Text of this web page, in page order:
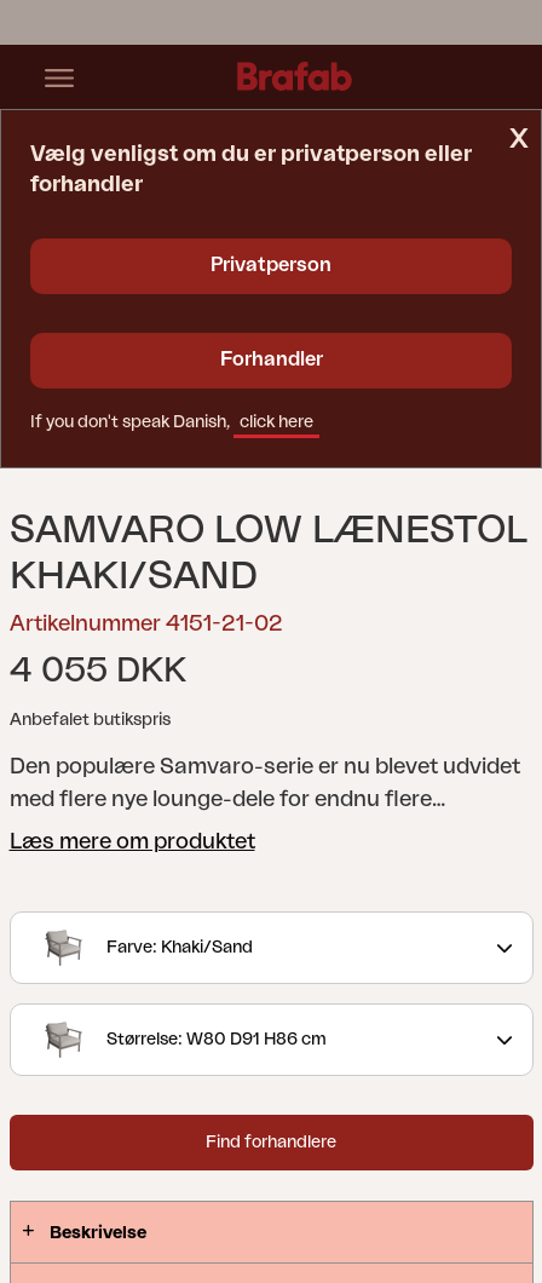
SAMVARO LOW LÆNESTOL
KHAKI/SAND
Artikelnummer 4151-21-02
4 055 DKK
Anbefalet butikspris
Den populære Samvaro-serie er nu blevet udvidet
med flere nye lounge-dele for endnu flere
kombinationsmuligheder. Denne lænestol har
en behagelig støtte. Den lidt lavere højde er perfekt
til både afslapning og kaffestunder. Findes i to
klassisk serie i aluminium med en række forskellige
kombinationsmuligheder. De runde og bløde
denne nye serie, hvor detaljerne er i fokus. Fås med
Læs mere om produktet
Farve: Khaki/Sand
Størrelse: W80 D91 H86 cm
Find forhandlere
Beskrivelse
x
Vælg venligst om du er privatperson eller
forhandler
Privatperson
Forhandler
If you don't speak Danish, click here